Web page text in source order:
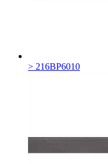
> 216BP6010